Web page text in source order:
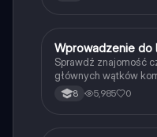
WJęzyk polski
Wprowadzenie do
Sprawdź znajomość
głównych wątków
8 5,985 0